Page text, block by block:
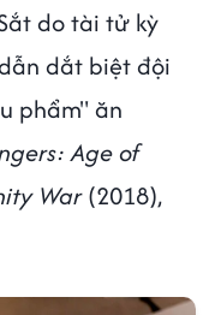
do tài tử kỳ
dắt biệt đội
phẩm" ăn
Age of
War(2018),